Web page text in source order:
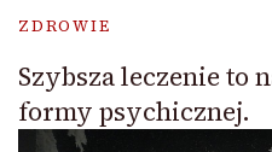
ZDROWIE
Szybsza leczenie to
formy psychicznej.